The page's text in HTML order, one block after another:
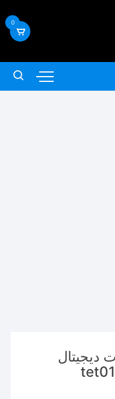
0
قصدير 120 وات ديجيتال